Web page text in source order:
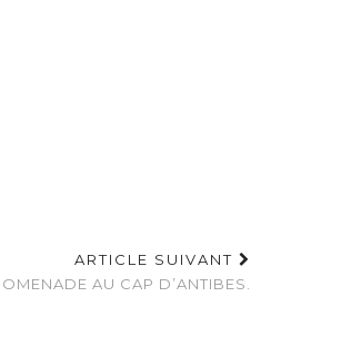
ARTICLE SUIVANT
AU CAP D’ANTIBES.